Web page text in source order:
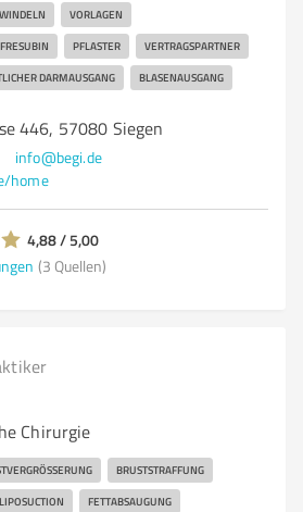
WINDELN VORLAGEN
FRESUBIN PFLASTER VERTRAGSPARTNER
DARMAUSGANG BLASENAUSGANG
446, 57080 Siegen
info@begi.de
home
4,88 / 5,00
(3 Quellen)
Chirurgie
BRUSTSTRAFFUNG
LIPOSUCTION FETTABSAUGUNG